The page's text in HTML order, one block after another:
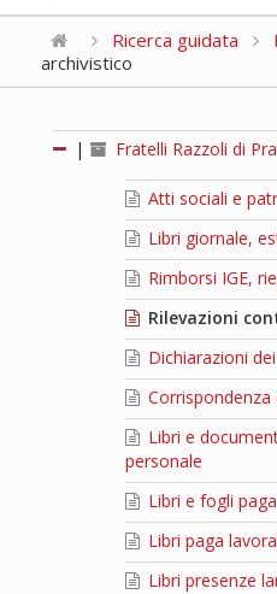
Ricerca guidata
archivistico
| Fratelli Razzoli di
Atti sociali e
Libri giornale,
Rimborsi IGE,
Rilevazioni
Dichiarazioni
Corrispondenza
Libri e
personale
Libri e fogli paga
Libri paga
Libri presenze